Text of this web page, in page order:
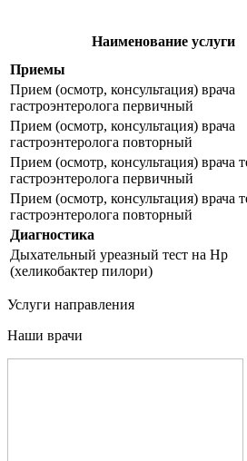
Наименование услуги
Приемы
Прием (осмотр, консультация) врача
гастроэнтеролога первичный
Прием (осмотр, консультация) врача
гастроэнтеролога повторный
Прием (осмотр, консультация) врача
гастроэнтеролога первичный
Прием (осмотр, консультация) врача
гастроэнтеролога повторный
Диагностика
Дыхательный уреазный тест на Нр
(хеликобактер пилори)
Услуги направления
Наши врачи